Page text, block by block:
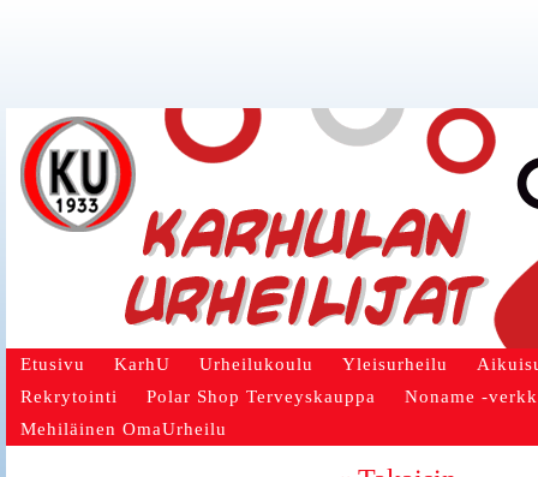
Etusivu KarhU Urheilukoulu Yleisurheilu
Rekrytointi
Polar Shop Terveyskauppa
Noname -
Mehiläinen OmaUrheilu